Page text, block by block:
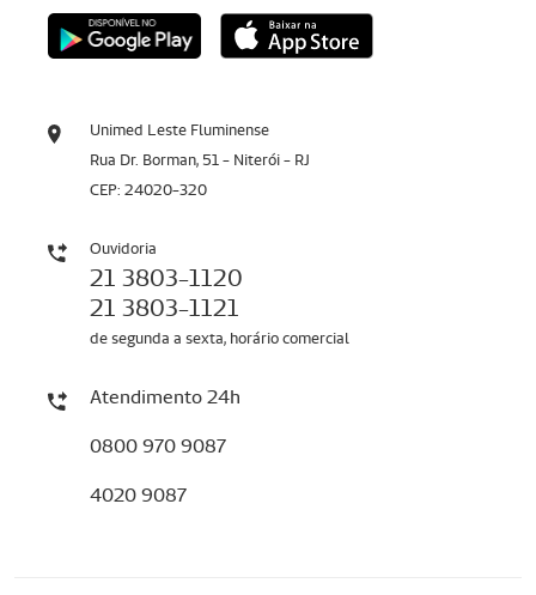
Unimed Leste Fluminense
Rua Dr. Borman, 51 - Niterói - RJ
CEP: 24020-320
Ouvidoria
21 3803-1120
21 3803-1121
de segunda a sexta, horário comercial
Atendimento 24h
0800 970 9087
4020 9087